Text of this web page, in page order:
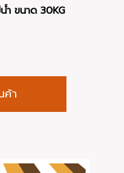
ำ ขนาด 30KG
ค้า